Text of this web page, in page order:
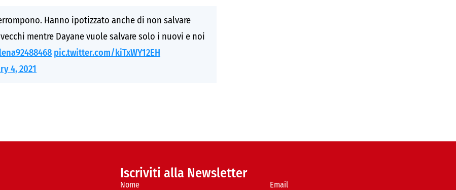
Hanno ipotizzato anche di non salvare
mentre Dayane vuole salvare solo i nuovi e noi
pic.twitter.com/kiTxWY12EH
4, 2021
Iscriviti alla Newsletter
Nome Email